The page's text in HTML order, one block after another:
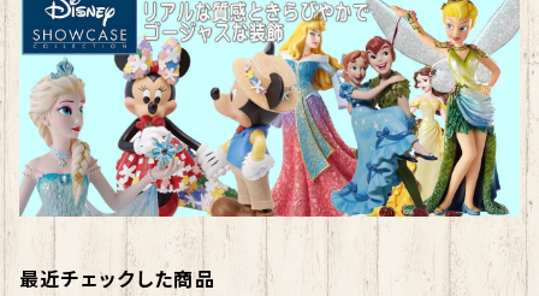
最近チェックした商品